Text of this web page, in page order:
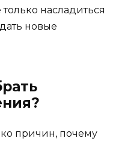
насладиться
новые
причин, почему